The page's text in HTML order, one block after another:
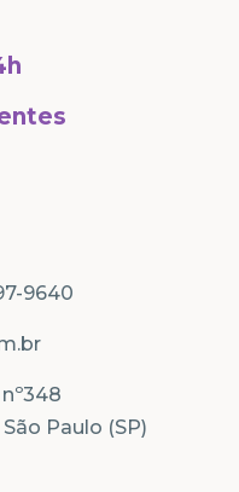
9640
Paulo (SP)